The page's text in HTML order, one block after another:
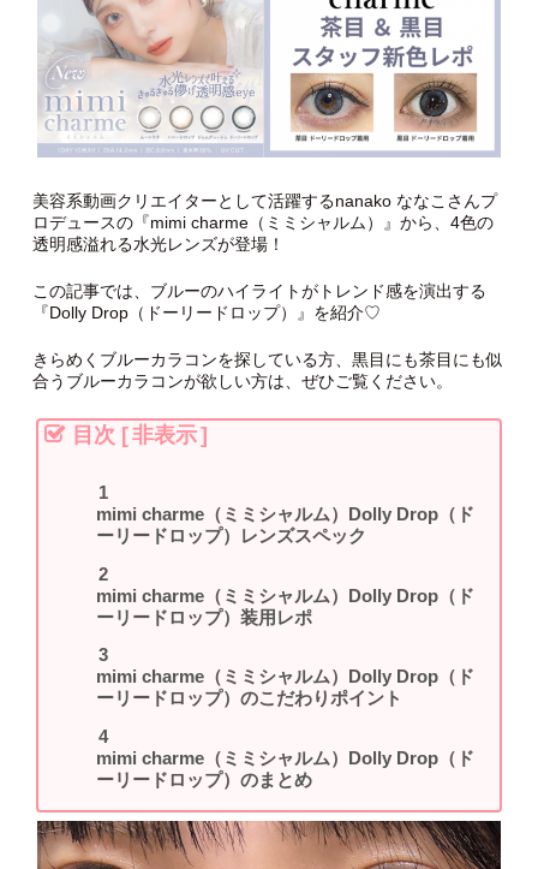
美容系動画クリエイターとして活躍するnanako ななこさんプ
ロデュースの『mimi charme（ミミシャルム）』から、4色の
透明感溢れる水光レンズが登場！
この記事では、ブルーのハイライトがトレンド感を演出する
『Dolly Drop（ドーリードロップ）』を紹介♡
きらめくブルーカラコンを探している方、黒目にも茶目にも似
合うブルーカラコンが欲しい方は、ぜひご覧ください。
目次 [非表示]
mimi charme（ミミシャルム）Dolly Drop（ド
ーリードロップ）レンズスペック
mimi charme（ミミシャルム）Dolly Drop（ド
ーリードロップ）装用レポ
mimi charme（ミミシャルム）Dolly Drop（ド
ーリードロップ）のこだわりポイント
mimi charme（ミミシャルム）Dolly Drop（ド
ーリードロップ）のまとめ